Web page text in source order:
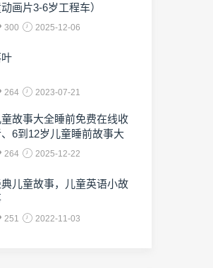
画片3-6岁工程车）
300 2025-12-06
264 2023-07-21
童故事大全睡前免费在线收
、6到12岁儿童睡前故事大
免费收听
264 2025-12-22
儿童故事，儿童英语小故
251 2022-11-03